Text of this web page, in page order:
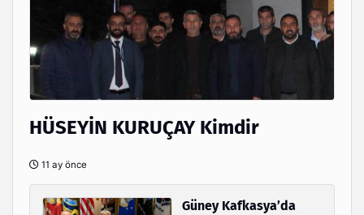
HÜSEYİN KURUÇAY Kimdir
11 ay önce
Güney Kafkasya’da